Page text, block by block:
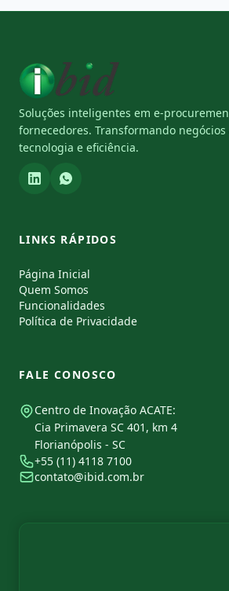
Soluções inteligentes em e-
fornecedores. Transformando negócios
tecnologia e eficiência.
LINKS RÁPIDOS
Página Inicial
Quem Somos
Funcionalidades
Política de Privacidade
FALE CONOSCO
Centro de Inovação ACATE:
Cia Primavera SC 401, km 4
Florianópolis - SC
+55 (11) 4118 7100
contato@ibid.com.br